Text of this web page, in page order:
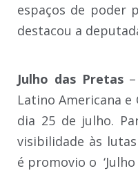
espaços de poder
destacou a
Julho das Pretas–
Latino Americana e
dia 25 de julho.
visibilidade às
é promovio o